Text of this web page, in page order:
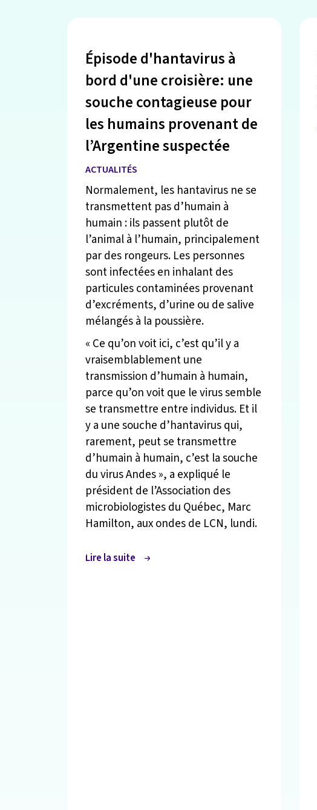
Épisode d'hantavirus à
bord d'une croisière: une
souche contagieuse pour
les humains provenant de
l’Argentine suspectée
ACTUALITÉS
Normalement, les hantavirus ne se
transmettent pas d’humain à
humain : ils passent plutôt de
l’animal à l’humain, principalement
par des rongeurs. Les personnes
sont infectées en inhalant des
particules contaminées provenant
d’excréments, d’urine ou de salive
mélangés à la poussière.
« Ce qu’on voit ici, c’est qu’il y a
vraisemblablement une
transmission d’humain à humain,
parce qu’on voit que le virus semble
se transmettre entre individus. Et il
y a une souche d’hantavirus qui,
rarement, peut se transmettre
d’humain à humain, c’est la souche
du virus Andes », a expliqué le
président de l’Association des
microbiologistes du Québec, Marc
Hamilton, aux ondes de LCN, lundi.
Lire la suite